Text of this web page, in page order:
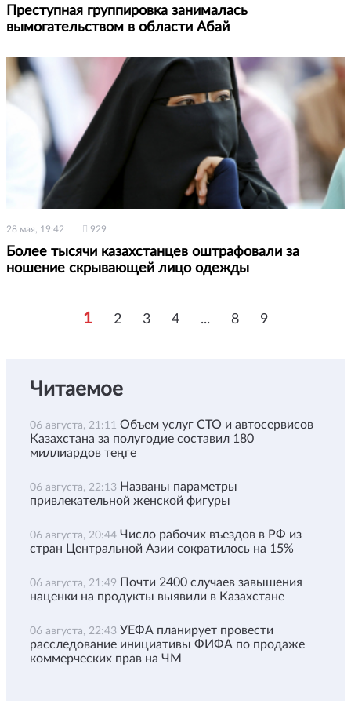
Преступная группировка занималась
вымогательством в области Абай
28 мая, 19:42 929
Более тысячи казахстанцев оштрафовали за
ношение скрывающей лицо одежды
1 2 3 4 ... 8 9
Читаемое
06 августа, 21:11 Объем услуг СТО и автосервисов
Казахстана за полугодие составил 180
миллиардов теңге
06 августа, 22:13 Названы параметры
привлекательной женской фигуры
06 августа, 20:44 Число рабочих въездов в РФ из
стран Центральной Азии сократилось на 15%
06 августа, 21:49 Почти 2400 случаев завышения
наценки на продукты выявили в Казахстане
06 августа, 22:43 УЕФА планирует провести
расследование инициативы ФИФА по продаже
коммерческих прав на ЧМ